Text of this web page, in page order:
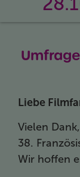
Liebe
Vielen
38.
Wir hoffen